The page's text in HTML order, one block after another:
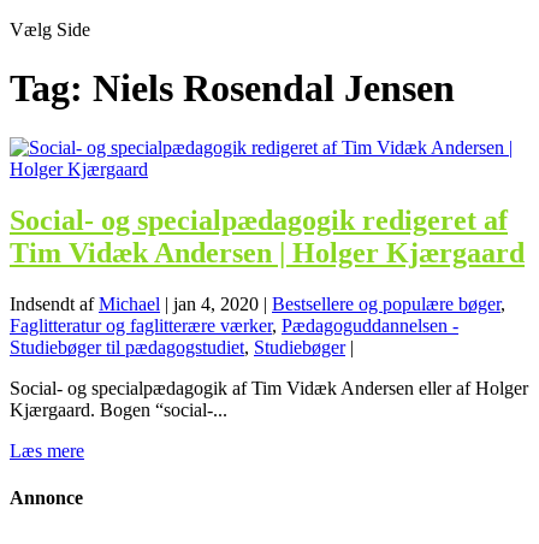
Vælg Side
Tag: Niels Rosendal Jensen
Social- og specialpædagogik redigeret af
Tim Vidæk Andersen | Holger Kjærgaard
Indsendt afMichael | jan 4, 2020 | Bestsellere og populære bøger,
Faglitteratur og faglitterære værker, Pædagoguddannelsen -
Studiebøger til pædagogstudiet, Studiebøger|
Social- og specialpædagogik af Tim Vidæk Andersen eller af Holger
Kjærgaard. Bogen “social-...
Læs mere
Annonce